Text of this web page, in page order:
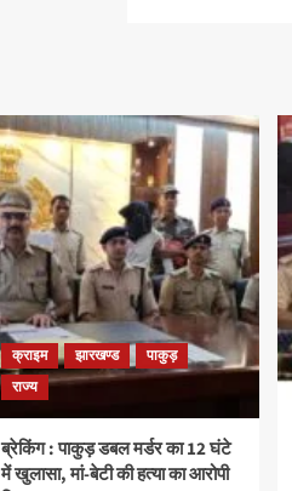
क्राइम झारखण्ड
पाकुड़
राज्य
ब्रेकिंग : पाकुड़ डबल मर्डर का 12 घंटे
में खुलासा, मां-बेटी की हत्या का आरोपी